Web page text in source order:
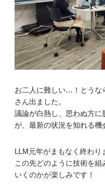
お二人に難しい…！とうな
さん出ました。
議論が白熱し、思わぬ方に
が、最新の状況を知れる機
LLM元年がまもなく終わり
この先どのように技術を
いくのかが楽しみです！